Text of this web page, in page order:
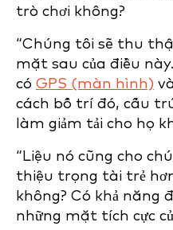
trò chơi không?
“Chúng tôi sẽ thu
mặt sau của điều
có GPS (màn hình)
cách bố trí đó, cấu
làm giảm tải cho họ
“Liệu nó cũng cho
thiệu trọng tài trẻ
không? Có khả năng
những mặt tích cực